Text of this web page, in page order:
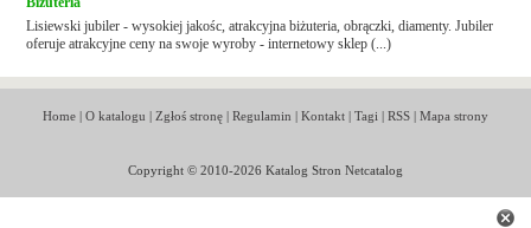
Lisiewski jubiler - wysokiej jakośc, atrakcyjna biżuteria, obrączki, diamenty. Jubiler
oferuje atrakcyjne ceny na swoje wyroby - internetowy sklep (...)
Home| O katalogu | Zgłoś stronę| Regulamin | Kontakt| Tagi | RSS| Mapa strony
Copyright © 2010-2026 Katalog Stron Netcatalog